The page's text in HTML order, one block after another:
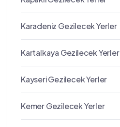
Karadeniz Gezilecek Yerler
Kartalkaya Gezilecek Yerler
Kayseri Gezilecek Yerler
Kemer Gezilecek Yerler